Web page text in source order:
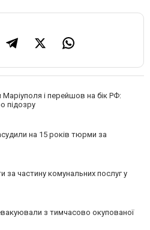
і перейшов на бік РФ:
підозру
на 15 років тюрми за
за частину комунальних послуг у
евакуювали з тимчасово окупованої